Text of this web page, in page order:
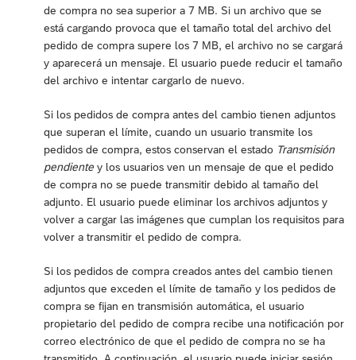
de compra no sea superior a 7 MB. Si un archivo que se
está cargando provoca que el tamaño total del archivo del
pedido de compra supere los 7 MB, el archivo no se cargará
y aparecerá un mensaje. El usuario puede reducir el tamaño
del archivo e intentar cargarlo de nuevo.
Si los pedidos de compra antes del cambio tienen adjuntos
que superan el límite, cuando un usuario transmite los
pedidos de compra, estos conservan el estado Transmisión
pendiente y los usuarios ven un mensaje de que el pedido
de compra no se puede transmitir debido al tamaño del
adjunto. El usuario puede eliminar los archivos adjuntos y
volver a cargar las imágenes que cumplan los requisitos para
volver a transmitir el pedido de compra.
Si los pedidos de compra creados antes del cambio tienen
adjuntos que exceden el límite de tamaño y los pedidos de
compra se fijan en transmisión automática, el usuario
propietario del pedido de compra recibe una notificación por
correo electrónico de que el pedido de compra no se ha